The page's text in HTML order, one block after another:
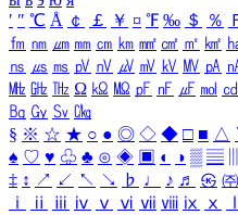
′ ″ ℃ Å ￠ ￡ ￥ ¤ ℉ ‰ ＄ ％
㎙ ㎚ ㎛ ㎜ ㎝ ㎞ ㎟ ㎠ ㎡ ㎢
㎱ ㎲ ㎳ ㎴ ㎵ ㎶ ㎷ ㎸ ㎹ ㎀
㎒ ㎓ ㎔ Ω ㏀ ㏁ ㎊ ㎋ ㎌ ㏖ ㏅
㏃ ㏉ ㏜ ㏆
§ ※ ☆ ★ ○ ● ◎ ◇ ◆ □ ■ △
♠ ♡ ♥ ♧ ♣ ⊙ ◈ ▣ ◐ ◑ ▒ ▤
‡ ↕ ↗ ↙ ↖ ↘ ♭ ♩ ♪ ♬ ㉿ ㈜
ⅰ
ⅱ ⅲ ⅳ ⅴ ⅵ ⅶ ⅷ ⅸ ⅹ